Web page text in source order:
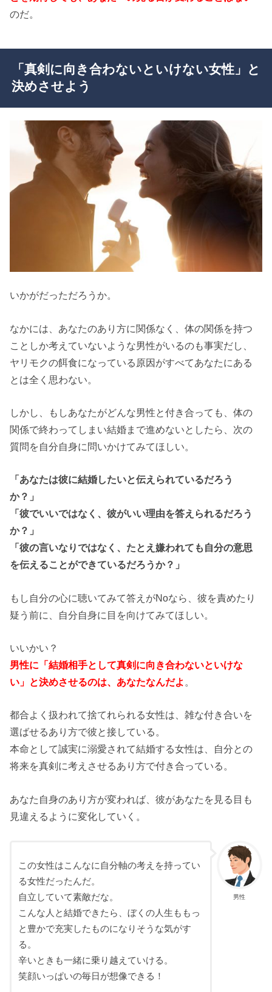
のだ。
「真剣に向き合わないといけない女性」と
決めさせよう
いかがだっただろうか。
なかには、あなたのあり方に関係なく、体の関係を持つ
ことしか考えていないような男性がいるのも事実だし、
ヤリモクの餌食になっている原因がすべてあなたにある
とは全く思わない。
しかし、もしあなたがどんな男性と付き合っても、体の
関係で終わってしまい結婚まで進めないとしたら、次の
質問を自分自身に問いかけてみてほしい。
「あなたは彼に結婚したいと伝えられているだろう
か？」
「彼でいいではなく、彼がいい理由を答えられるだろう
か？」
「彼の言いなりではなく、たとえ嫌われても自分の意思
を伝えることができているだろうか？」
もし自分の心に聴いてみて答えがNoなら、彼を責めたり
疑う前に、自分自身に目を向けてみてほしい。
いいかい？
男性に「結婚相手として真剣に向き合わないといけな
い」と決めさせるのは、あなたなんだよ 。
都合よく扱われて捨てれられる女性は、雑な付き合いを
選ばせるあり方で彼と接している。
本命として誠実に溺愛されて結婚する女性は、自分との
将来を真剣に考えさせるあり方で付き合っている。
あなた自身のあり方が変われば、彼があなたを見る目も
見違えるように変化していく。
男性
この女性はこんなに自分軸の考えを持ってい
る女性だったんだ。
自立していて素敵だな。
こんな人と結婚できたら、ぼくの人生ももっ
と豊かで充実したものになりそうな気がす
る。
辛いときも一緒に乗り越えていける。
笑顔いっぱいの毎日が想像できる！